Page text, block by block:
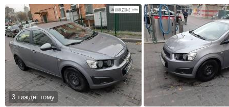
3 тиждні тому